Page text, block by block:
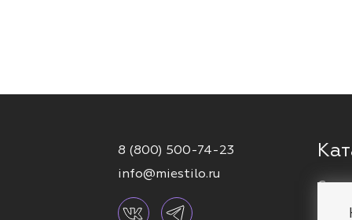
8 (800) 500-74-23
info@miestilo.ru